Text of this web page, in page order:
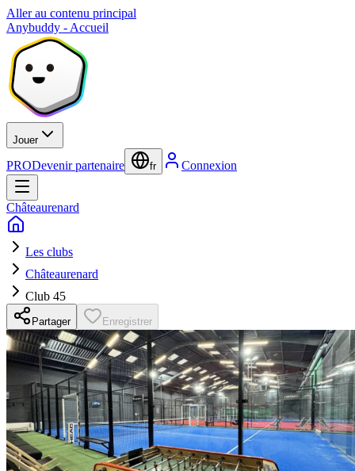
Aller au contenu principal
Anybuddy - Accueil
Jouer
PRODevenir partenaire fr Connexion
Châteaurenard
Les clubs
Châteaurenard
Club 45
Partager Enregistrer